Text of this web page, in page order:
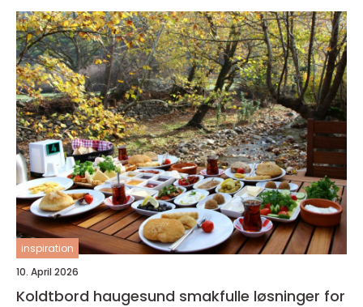
inspiration
10. April 2026
Koldtbord haugesund smakfulle løsninger for